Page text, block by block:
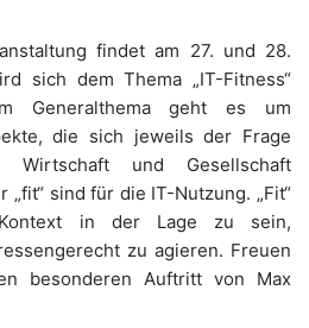
findet am 27. und 28.
sich dem Thema „IT-Fitness“
Generalthema geht es um
die sich jeweils der Frage
Wirtschaft und Gesellschaft
sind für die IT-Nutzung. „Fit“
in der Lage zu sein,
zu agieren. Freuen
besonderen Auftritt von Max